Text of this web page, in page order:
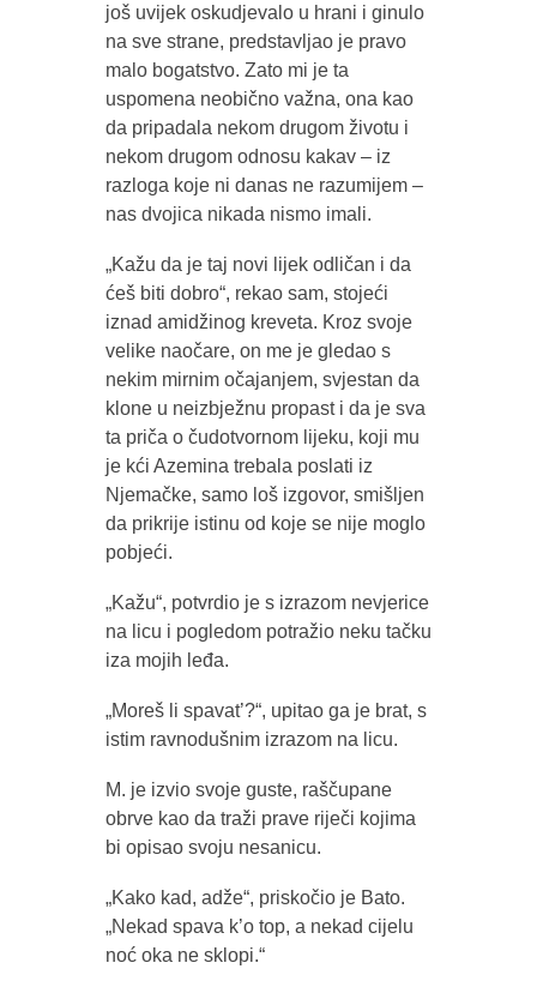
još uvijek oskudjevalo u hrani i ginulo
na sve strane, predstavljao je pravo
malo bogatstvo. Zato mi je ta
uspomena neobično važna, ona kao
da pripadala nekom drugom životu i
nekom drugom odnosu kakav – iz
razloga koje ni danas ne razumijem –
nas dvojica nikada nismo imali.
„Kažu da je taj novi lijek odličan i da
ćeš biti dobro“, rekao sam, stojeći
iznad amidžinog kreveta. Kroz svoje
velike naočare, on me je gledao s
nekim mirnim očajanjem, svjestan da
klone u neizbježnu propast i da je sva
ta priča o čudotvornom lijeku, koji mu
je kći Azemina trebala poslati iz
Njemačke, samo loš izgovor, smišljen
da prikrije istinu od koje se nije moglo
pobjeći.
„Kažu“, potvrdio je s izrazom nevjerice
na licu i pogledom potražio neku tačku
iza mojih leđa.
„Moreš li spavat’?“, upitao ga je brat, s
istim ravnodušnim izrazom na licu.
M. je izvio svoje guste, raščupane
obrve kao da traži prave riječi kojima
bi opisao svoju nesanicu.
„Kako kad, adže“, priskočio je Bato.
„Nekad spava k’o top, a nekad cijelu
noć oka ne sklopi.“